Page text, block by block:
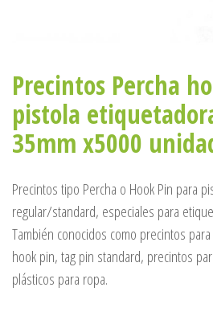
Precintos Percha
pistola
35mm x5000
Precintos tipo Percha o Hook Pin para
regular/standard, especiales para
También conocidos como precintos
hook pin, tag pin standard, precintos
plásticos para ropa.